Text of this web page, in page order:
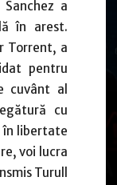
a
în arest.
Torrent, a
pentru
cuvânt al
cu
în libertate
voi lucra
Turull